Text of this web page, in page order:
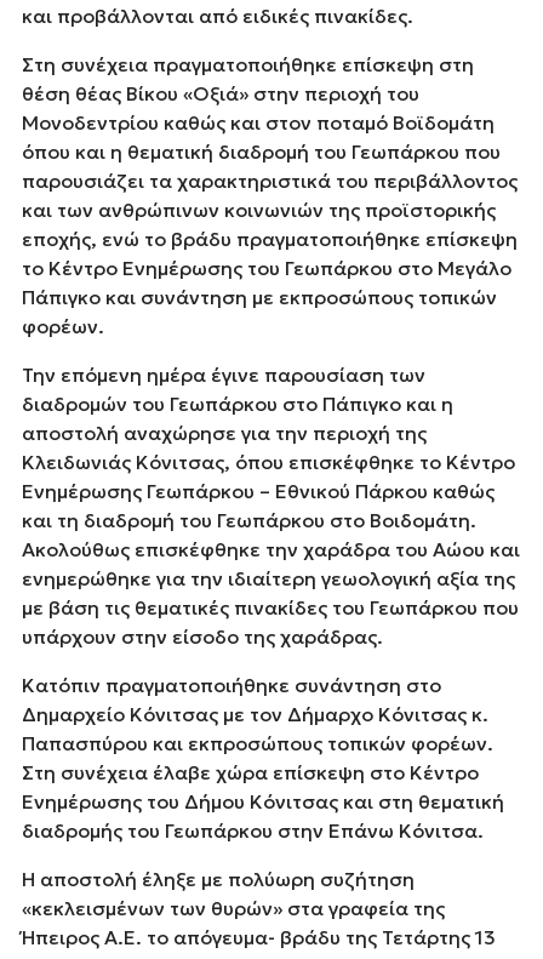
και προβάλλονται από ειδικές πινακίδες.
Στη συνέχεια πραγματοποιήθηκε επίσκεψη στη
θέση θέας Βίκου «Οξιά» στην περιοχή του
Μονοδεντρίου καθώς και στον ποταμό Βοϊδομάτη
όπου και η θεματική διαδρομή του Γεωπάρκου που
παρουσιάζει τα χαρακτηριστικά του περιβάλλοντος
και των ανθρώπινων κοινωνιών της προϊστορικής
εποχής, ενώ το βράδυ πραγματοποιήθηκε επίσκεψη
το Κέντρο Ενημέρωσης του Γεωπάρκου στο Μεγάλο
Πάπιγκο και συνάντηση με εκπροσώπους τοπικών
φορέων.
Την επόμενη ημέρα έγινε παρουσίαση των
διαδρομών του Γεωπάρκου στο Πάπιγκο και η
αποστολή αναχώρησε για την περιοχή της
Κλειδωνιάς Κόνιτσας, όπου επισκέφθηκε το Κέντρο
Ενημέρωσης Γεωπάρκου – Εθνικού Πάρκου καθώς
και τη διαδρομή του Γεωπάρκου στο Βοιδομάτη.
Ακολούθως επισκέφθηκε την χαράδρα του Αώου και
ενημερώθηκε για την ιδιαίτερη γεωολογική αξία της
με βάση τις θεματικές πινακίδες του Γεωπάρκου που
υπάρχουν στην είσοδο της χαράδρας.
Κατόπιν πραγματοποιήθηκε συνάντηση στο
Δημαρχείο Κόνιτσας με τον Δήμαρχο Κόνιτσας κ.
Παπασπύρου και εκπροσώπους τοπικών φορέων.
Στη συνέχεια έλαβε χώρα επίσκεψη στο Κέντρο
Ενημέρωσης του Δήμου Κόνιτσας και στη θεματική
διαδρομής του Γεωπάρκου στην Επάνω Κόνιτσα.
Η αποστολή έληξε με πολύωρη συζήτηση
«κεκλεισμένων των θυρών» στα γραφεία της
Ήπειρος Α.Ε. το απόγευμα- βράδυ της Τετάρτης 13